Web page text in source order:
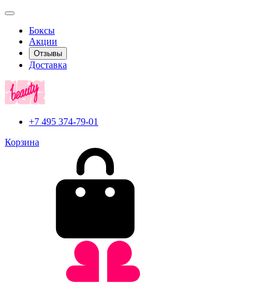
Боксы
Акции
Отзывы
Доставка
+7 495 374-79-01
Корзина